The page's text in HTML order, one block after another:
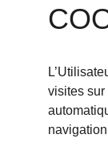
visites sur